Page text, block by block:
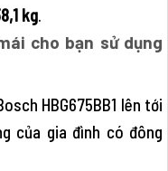
kg.
cho bạn sử dụng
HBG675BB1 lên tới
của gia đình có đông